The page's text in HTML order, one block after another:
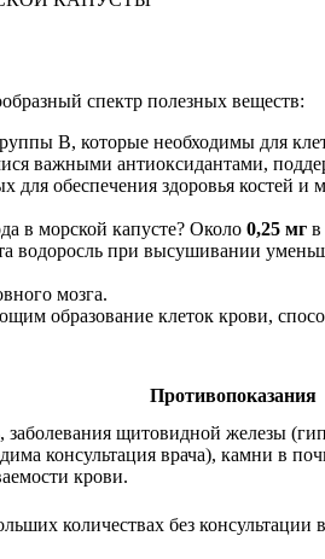
спектр полезных веществ:
B, которые необходимы для
важными антиоксидантами,
обеспечения здоровья костей и
в морской капусте? Около 0,25 мг в
водоросль при высушивании
мозга.
образование клеток крови,
Противопоказания
щитовидной железы
консультация врача), камни в
крови.
количествах без консультации